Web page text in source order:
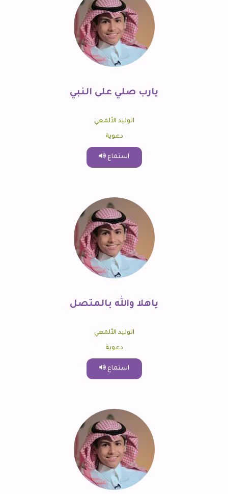
يارب صلي على النبي
الوليد الألمعي
دعوية
استماع
ياهلا والله بالمتصل
الوليد الألمعي
دعوية
استماع